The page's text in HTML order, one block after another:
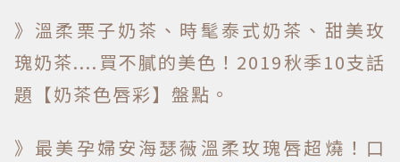
》溫柔栗子奶茶、時髦泰式奶茶、甜美玫
瑰奶茶....買不膩的美色！2019秋季10支話
題【奶茶色唇彩】盤點。
》最美孕婦安海瑟薇溫柔玫瑰唇超燒！口